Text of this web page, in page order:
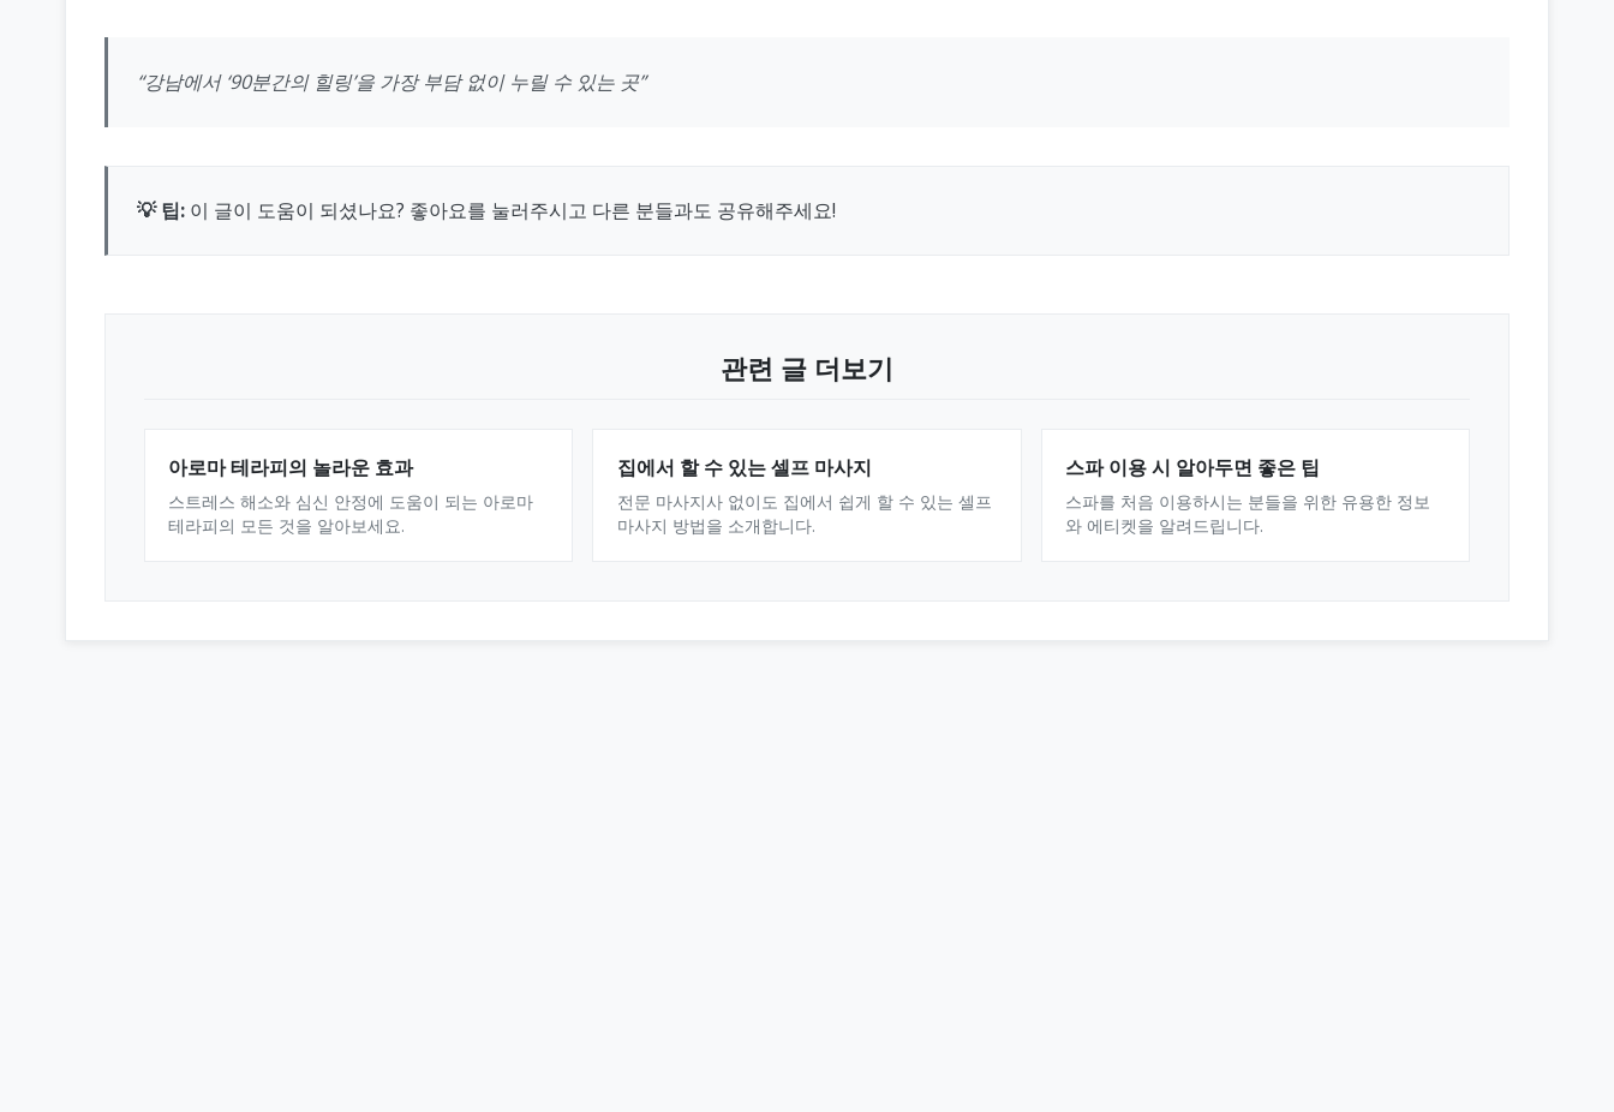
“강남에서 ‘90분간의 힐링’을 가장 부담 없이 누릴 수 있는 곳”
💡 팁: 이 글이 도움이 되셨나요? 좋아요를 눌러주시고 다른 분들과도 공유해주세요!
관련 글 더보기
아로마 테라피의 놀라운 효과
스트레스 해소와 심신 안정에 도움이 되는 아로마
테라피의 모든 것을 알아보세요.
집에서 할 수 있는 셀프 마사지
전문 마사지사 없이도 집에서 쉽게 할 수 있는 셀프
마사지 방법을 소개합니다.
스파 이용 시 알아두면 좋은 팁
스파를 처음 이용하시는 분들을 위한 유용한 정보
와 에티켓을 알려드립니다.